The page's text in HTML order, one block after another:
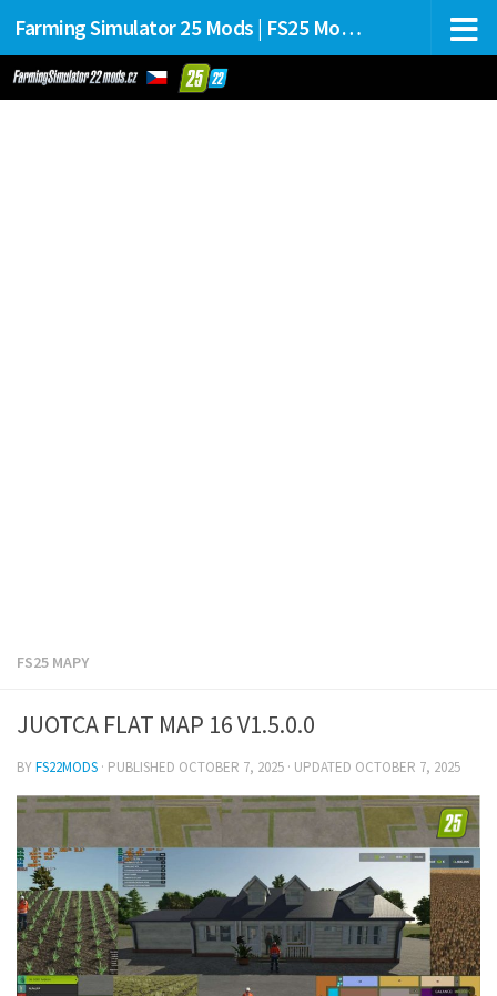
Farming Simulator 25 Mods | FS25 Mods Stahování
FS25 MAPY
JUOTCA FLAT MAP 16 V1.5.0.0
BYFS22MODS · PUBLISHED OCTOBER 7, 2025 · UPDATED OCTOBER 7, 2025